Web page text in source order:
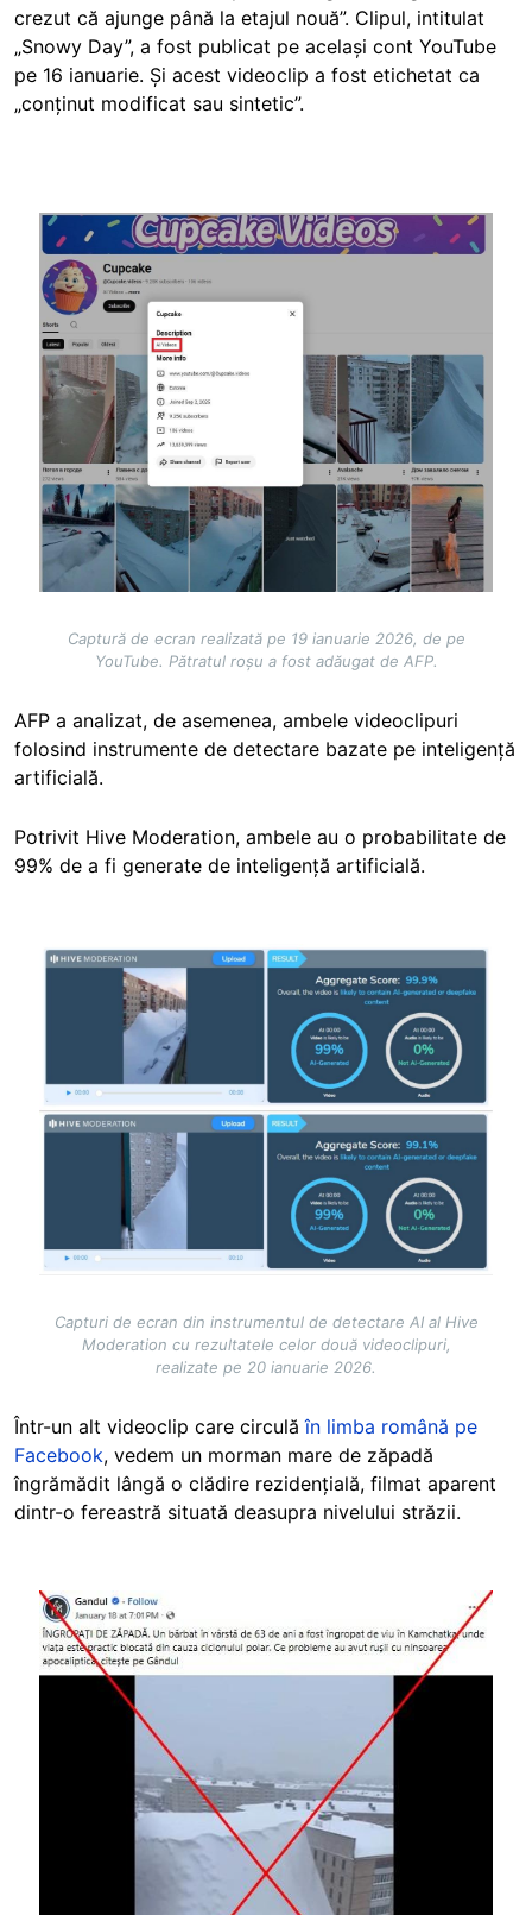
crezut că ajunge până la etajul nouă”. Clipul, intitulat
„Snowy Day”, a fost publicat pe același cont YouTube
pe 16 ianuarie. Și acest videoclip a fost etichetat ca
„conținut modificat sau sintetic”.
Image
Captură de ecran realizată pe 19 ianuarie 2026, de pe
YouTube. Pătratul roșu a fost adăugat de AFP.
AFP a analizat, de asemenea, ambele videoclipuri
folosind instrumente de detectare bazate pe inteligență
artificială.
Potrivit Hive Moderation, ambele au o probabilitate de
99% de a fi generate de inteligență artificială.
Image
Capturi de ecran din instrumentul de detectare AI al Hive
Moderation cu rezultatele celor două videoclipuri,
realizate pe 20 ianuarie 2026.
Într-un alt videoclip care circulăîn limba română pe
Facebook, vedem un morman mare de zăpadă
îngrămădit lângă o clădire rezidențială, filmat aparent
dintr-o fereastră situată deasupra nivelului străzii.
Image